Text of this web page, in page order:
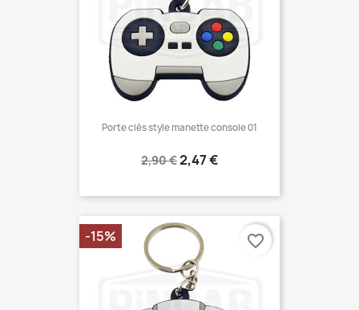
Porte clés style manette console 01
Prix
2,90 € Prix
2,47 €
-15% favorite_border